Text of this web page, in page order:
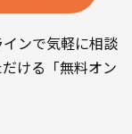
ンで気軽に相談
ける「無料オン